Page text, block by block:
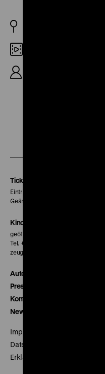
Tickets
Eintritt 5 €
Geänderte Preise sind im
Kinokasse
geöffnet 30 Minuten vor Beginn
Tel. + 49 30 20304-770
zeughauskino@dhm.de
Autor*innen
Presse
Kontakt
Newsletter
Impressum
Datenschutz
Erklärung digitale